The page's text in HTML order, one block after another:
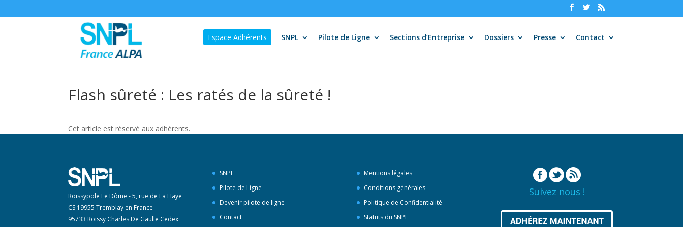
Espace Adhérents SNPL Pilote de Ligne Sections d’Entreprise Dossiers Presse Contact
Flash sûreté : Les ratés de la sûreté !
Cet article est réservé aux adhérents.
Roissypole Le Dôme - 5, rue de La Haye
CS 19955 Tremblay en France
95733 Roissy Charles De Gaulle Cedex
SNPL
Pilote de Ligne
Devenir pilote de ligne
Contact
Mentions légales
Conditions générales
Politique de Confidentialité
Statuts du SNPL
Suivez nous !